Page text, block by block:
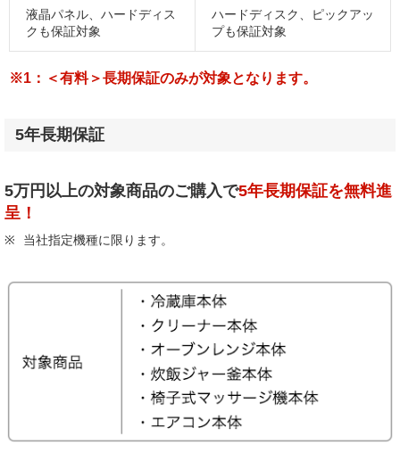
液晶パネル、ハードディス
クも保証対象
ハードディスク、ピックアッ
プも保証対象
※1：＜有料＞長期保証のみが対象となります。
5年長期保証
5万円以上の対象商品のご購入で5年長期保証を無料進
呈！
当社指定機種に限ります。